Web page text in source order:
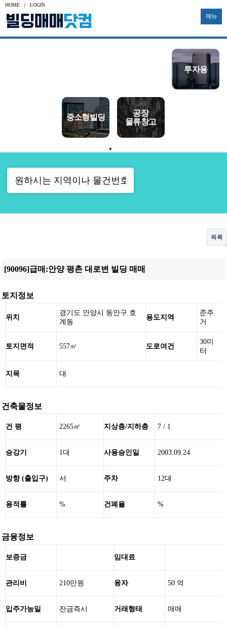
HOME | LOGIN
메뉴
투자용
중소형빌딩
공장
물류창고
목록
[90096]급매:안양 평촌 대로변 빌딩 매매
토지정보
위치
경기도 안양시 동안구 호
계동
용도지역
준주
거
토지면적 557㎡ 도로여건
30미
터
지목 대
건축물정보
건 평 2265㎡ 지상층/지하층 7 / 1
승강기 1대 사용승인일 2003.09.24
방향 (출입구) 서 주차 12대
용적률 % 건폐율 %
금융정보
보증금 임대료
관리비 210만원 융자 50 억
입주가능일 잔금즉시 거래형태 매매